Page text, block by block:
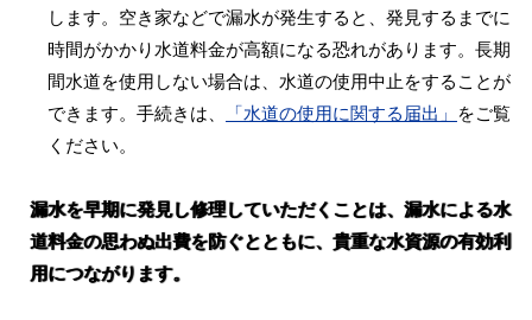
します。空き家などで漏水が発生すると、発見するまでに
時間がかかり水道料金が高額になる恐れがあります。長期
間水道を使用しない場合は、水道の使用中止をすることが
できます。手続きは、
「水道の使用に関する届出」
をご覧
ください。
漏水を早期に発見し修理していただくことは、漏水による水
道料金の思わぬ出費を防ぐとともに、貴重な水資源の有効利
用につながります。